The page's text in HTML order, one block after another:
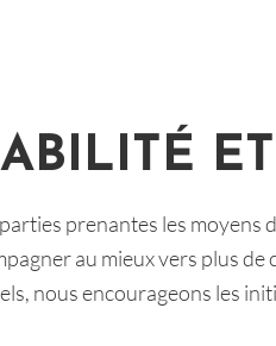
prenantes les moyens
au mieux vers plus
nous encourageons les